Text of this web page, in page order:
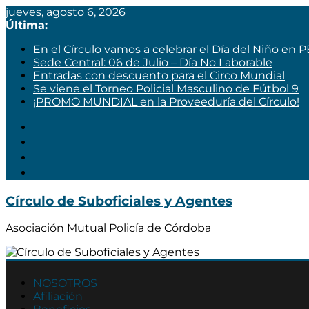
jueves, agosto 6, 2026
Última:
En el Círculo vamos a celebrar el Día del Niño en
Sede Central: 06 de Julio – Día No Laborable
Entradas con descuento para el Circo Mundial
Se viene el Torneo Policial Masculino de Fútbol 9
¡PROMO MUNDIAL en la Proveeduría del Círculo!
Círculo de Suboficiales y Agentes
Asociación Mutual Policía de Córdoba
NOSOTROS
Afiliación